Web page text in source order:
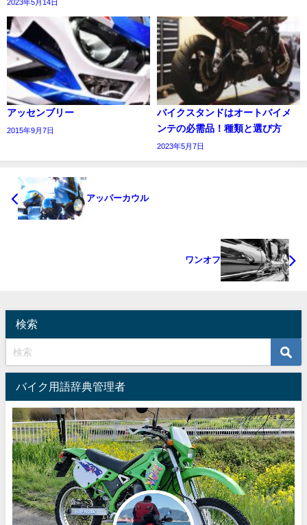
2023年5月14日
アッセンブリー
2015年9月7日
バイクスタンドはオートバイメ
ンテの必需品！種類と選び方
2023年5月7日
アッパーカウル
ワンオフ
検索
バイク用語辞典管理者